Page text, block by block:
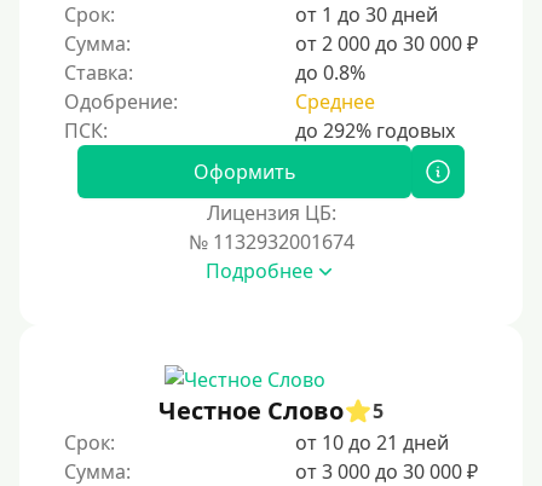
Срок:
от 1 до 30 дней
Сумма:
от 2 000 до 30 000 ₽
Ставка:
до 0.8%
Одобрение:
Среднее
Оформить
Лицензия ЦБ:
№ 1132932001674
Подробнее
Честное Слово
5
Срок:
от 10 до 21 дней
Сумма:
от 3 000 до 30 000 ₽